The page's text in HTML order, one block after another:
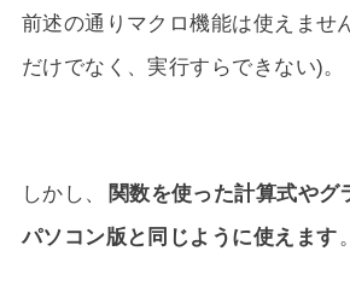
前述の通りマクロ機能は使えませ
だけでなく、実行すらできない)。
しかし、
関数を使った計算式やグ
パソコン版と同じように使えます。